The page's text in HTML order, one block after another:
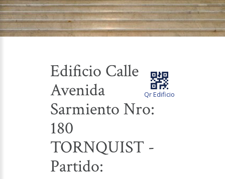
Qr Edificio
Edificio Calle
Avenida
Sarmiento Nro:
180
TORNQUIST -
Partido: